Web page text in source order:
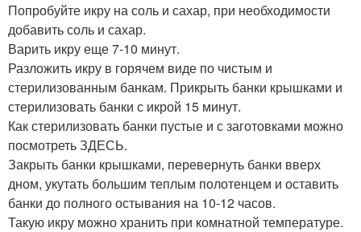
Попробуйте икру на соль и сахар, при необходимости
добавить соль и сахар.
Варить икру еще 7-10 минут.
Разложить икру в горячем виде по чистым и
стерилизованным банкам. Прикрыть банки крышками и
стерилизовать банки с икрой 15 минут.
Как стерилизовать банки пустые и с заготовками можно
посмотреть ЗДЕСЬ.
Закрыть банки крышками, перевернуть банки вверх
дном, укутать большим теплым полотенцем и оставить
банки до полного остывания на 10-12 часов.
Такую икру можно хранить при комнатной температуре.